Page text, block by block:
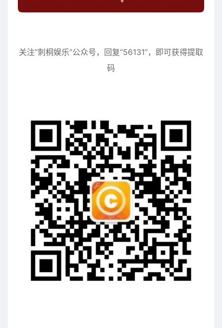
关注“刺桐娱乐”公众号，回复“56131”，即可获得提取
码